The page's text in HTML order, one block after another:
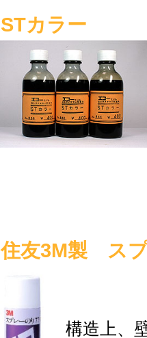
STカラー
住友3M製 ス
構造上、